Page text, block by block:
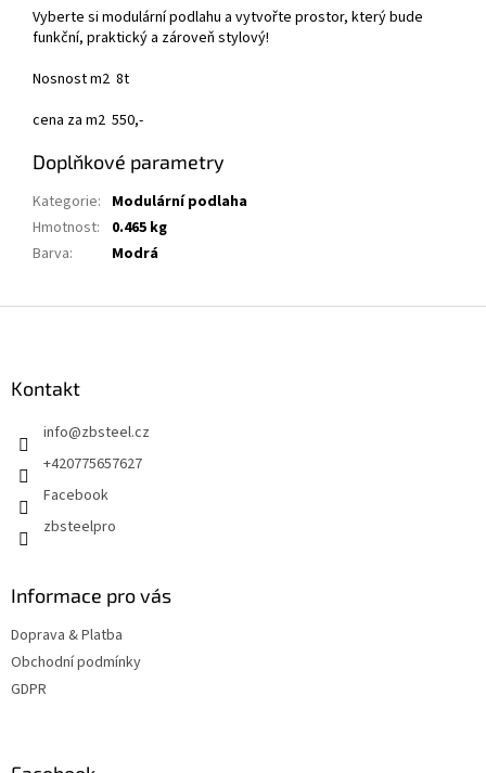
Vyberte si modulární podlahu a vytvořte prostor, který bude
funkční, praktický a zároveň stylový!
Nosnost m2 8t
cena za m2 550,-
Doplňkové parametry
Kategorie: Modulární podlaha
Hmotnost:
0.465 kg
Barva: Modrá
Kontakt
info@zbsteel.cz
+420775657627
Facebook
zbsteelpro
Informace pro vás
Doprava & Platba
Obchodní podmínky
GDPR